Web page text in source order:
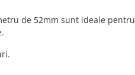
de 52mm sunt ideale pentru